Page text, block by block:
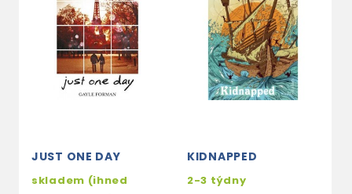
JUST ONE DAY
skladem (ihned
KIDNAPPED
2-3 týdny